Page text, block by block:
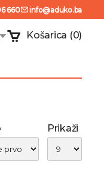
660 info@aduko.ba
Košarica (0)
Prikaži